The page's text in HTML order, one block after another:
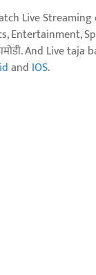
Live Streaming
Entertainment,
And Live
and IOS.